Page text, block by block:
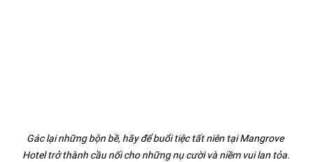
Gác lại những bộn bề, hãy để buổi tiệc tất niên tại Mangrove
Hotel trở thành cầu nối cho những nụ cười và niềm vui lan tỏa.